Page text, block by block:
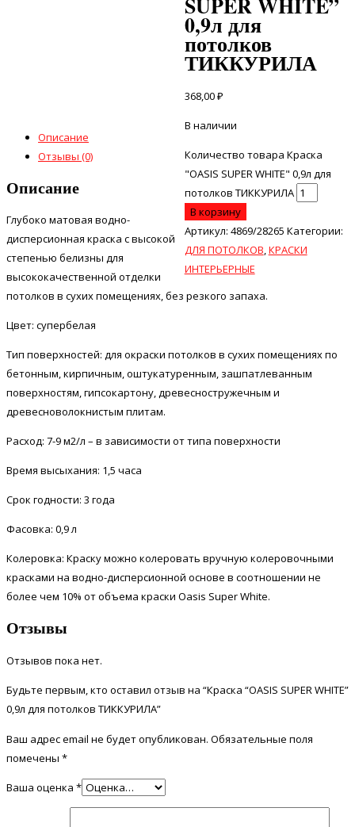
0,9л для
потолков
ТИККУРИЛА
368,00₽
В наличии
Количество товара Краска
"OASIS SUPER WHITE" 0,9л для
потолков ТИККУРИЛА
В корзину
Артикул: 4869/28265 Категории:
ДЛЯ ПОТОЛКОВ,КРАСКИ
ИНТЕРЬЕРНЫЕ
Описание
Отзывы (0)
Описание
Глубоко матовая водно-
дисперсионная краска с высокой
степенью белизны для
высококачественной отделки
потолков в сухих помещениях, без резкого запаха.
Цвет: супербелая
Тип поверхностей: для окраски потолков в сухих помещениях по
бетонным, кирпичным, оштукатуренным, зашпатлеванным
поверхностям, гипсокартону, древесностружечным и
древесноволокнистым плитам.
Расход: 7-9 м2/л – в зависимости от типа поверхности
Время высыхания: 1,5 часа
Срок годности: 3 года
Фасовка: 0,9 л
Колеровка: Краску можно колеровать вручную колеровочными
красками на водно-дисперсионной основе в соотношении не
более чем 10% от объема краски Oasis Super White.
Отзывы
Отзывов пока нет.
Будьте первым, кто оставил отзыв на “Краска “OASIS SUPER WHITE”
0,9л для потолков ТИККУРИЛА”
Ваш адрес email не будет опубликован. Обязательные поля
помечены *
Ваша оценка *